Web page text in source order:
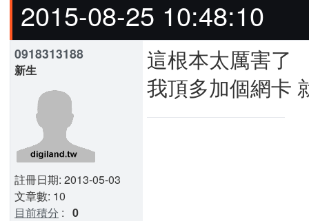
2015-08-25 10:48:10
0918313188
新生
註冊日期: 2013-05-03
文章數: 10
目前積分 : 0
這根本太厲害了
我頂多加個網卡